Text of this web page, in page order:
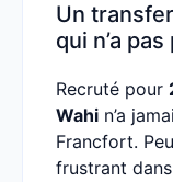
Un
qui n’a
Recruté pour
Wahi n’a
Francfort.
frustrant